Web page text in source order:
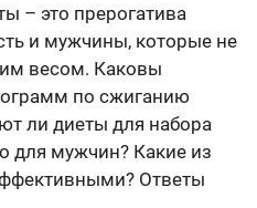
– это прерогатива
и мужчины, которые не
весом. Каковы
по сжиганию
ли диеты для набора
мужчин? Какие из
Ответы